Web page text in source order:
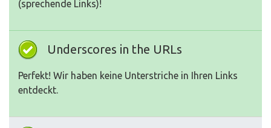
(sprechende Links)!
Underscores in the URLs
Perfekt! Wir haben keine Unterstriche in Ihren Links
entdeckt.